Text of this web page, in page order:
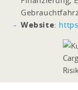
Website: